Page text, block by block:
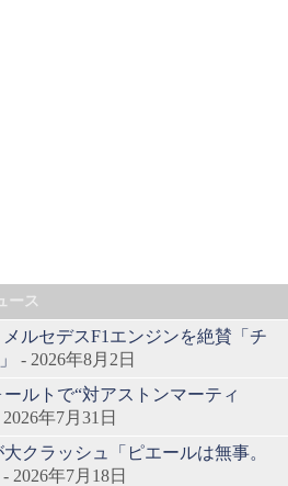
ース
ルセデスF1エンジンを絶賛「チ
- 2026年8月2日
ルトで“対アストンマーティ
2026年7月31日
クラッシュ「ピエールは無事。
- 2026年7月18日